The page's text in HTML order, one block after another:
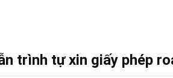
trình tự xin giấy phép